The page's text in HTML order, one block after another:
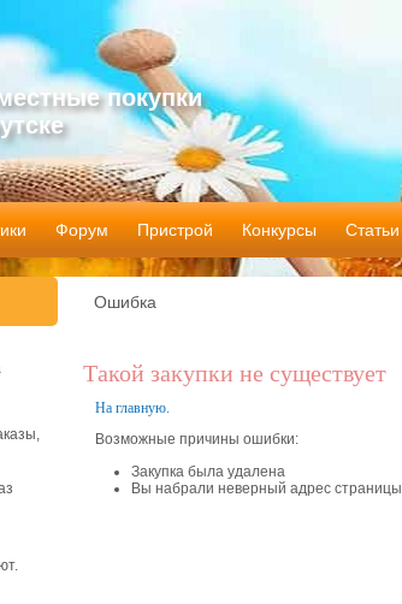
покупки
Форум Пристрой Конкурсы Статьи
Ошибка
Такой закупки не существует
На главную.
Возможные причины ошибки:
Закупка была удалена
Вы набрали неверный адрес страницы